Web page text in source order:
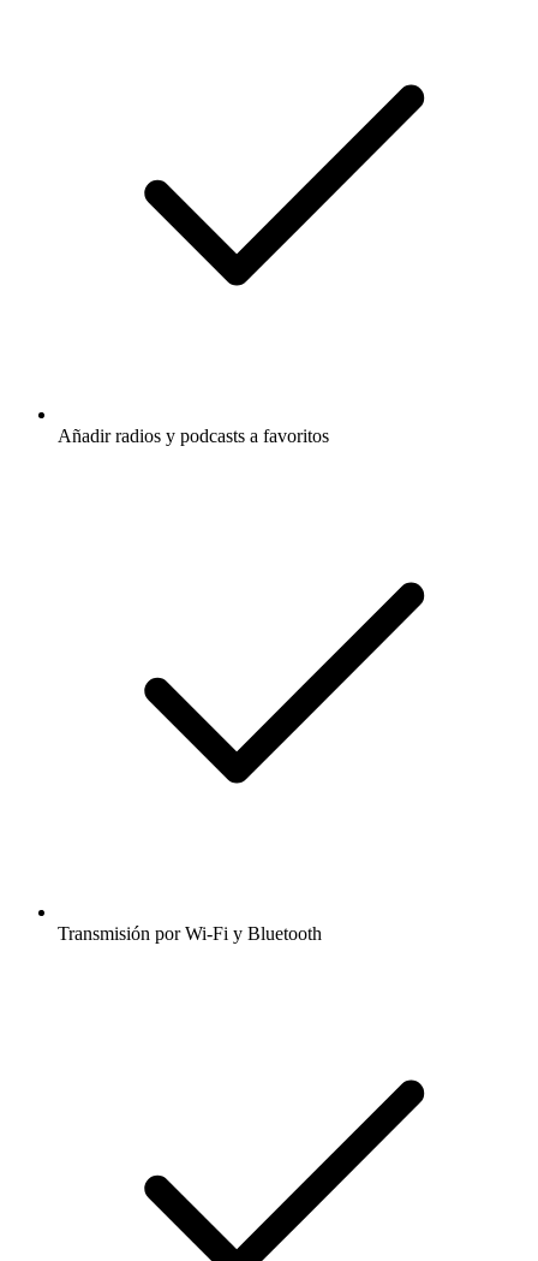
Añadir radios y podcasts a favoritos
Transmisión por Wi-Fi y Bluetooth